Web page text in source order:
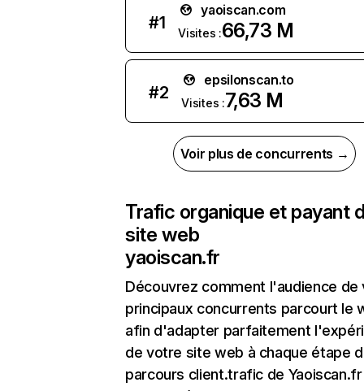
#1
yaoiscan.com
Visites :66,73 M
#2
epsilonscan.to
Visites :7,63 M
Voir plus de concurrents →
Trafic organique et payant
site web
yaoiscan.fr
Découvrez comment l'audience de
principaux concurrents parcourt le
afin d'adapter parfaitement
de votre site web à chaque étape
parcours client.trafic de